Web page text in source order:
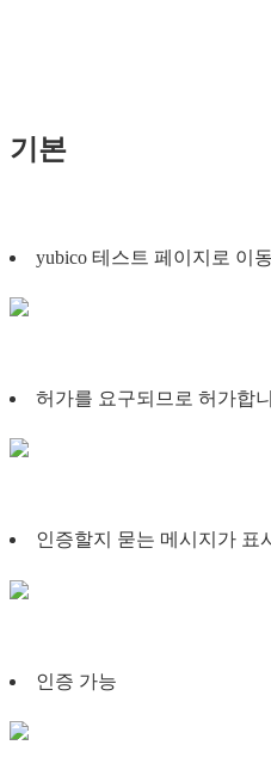
기본
yubico 테스트 페이지로 이동
허가를 요구되므로 허가합
인증할지 묻는 메시지가 표
인증 가능